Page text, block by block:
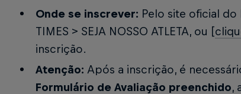
Onde se inscrever: Pelo site oficial do
TIMES > SEJA NOSSO ATLETA, ou [
inscrição.
Atenção: Após a inscrição, é
Formulário de Avaliação preenchido,